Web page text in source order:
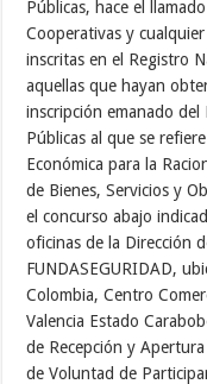
Públicas, hace el
Cooperativas y
inscritas en el Registro
aquellas que hayan
inscripción emanado
Públicas al que se
Económica para la
de Bienes, Servicios y
el concurso abajo
oficinas de la Dirección
FUNDASEGURIDAD,
Colombia, Centro
Valencia Estado
de Recepción y
de Voluntad de